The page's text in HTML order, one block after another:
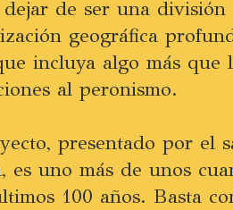
de ser una
geográfica
incluya algo más
al peronismo.
presentado por el
es uno más de unos
100 años. Basta